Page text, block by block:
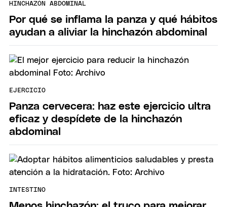
HINCHAZÓN ABDOMINAL
Por qué se inflama la panza y qué hábitos
ayudan a aliviar la hinchazón abdominal
EJERCICIO
Panza cervecera: haz este ejercicio ultra
eficaz y despídete de la hinchazón
abdominal
INTESTINO